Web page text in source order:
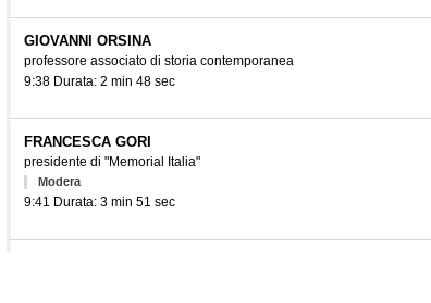
GIOVANNI ORSINA
professore associato di storia contemporanea
9:38 Durata: 2 min 48 sec
FRANCESCA GORI
presidente di "Memorial Italia"
Modera
9:41 Durata: 3 min 51 sec